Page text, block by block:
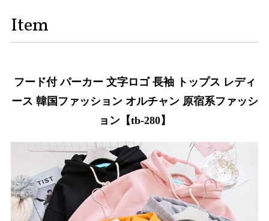
Item
フード付 パーカー 文字ロゴ 長袖 トップス レディ
ース 韓国ファッション オルチャン 原宿系ファッシ
ョン【tb-280】